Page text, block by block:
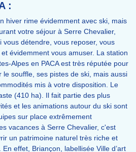
:
hiver rime évidemment avec ski, mais
votre séjour à Serre Chevalier,
vous détendre, vous reposer, vous
évidemment vous amuser. La station
Alpes en PACA est très réputée pour
souffle, ses pistes de ski, mais aussi
mis à votre disposition. Le
(410 ha). Il fait partie des plus
et les animations autour du ski sont
sur place extrêmement
vacances à Serre Chevalier, c'est
un patrimoine naturel très riche et
effet, Briançon, labellisée Ville d’art